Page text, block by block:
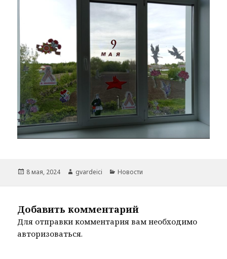
Опубликовано
8 мая, 2024 Автор
gvardeici Рубрики
Новости
Добавить комментарий
Для отправки комментария вам необходимо
авторизоваться.